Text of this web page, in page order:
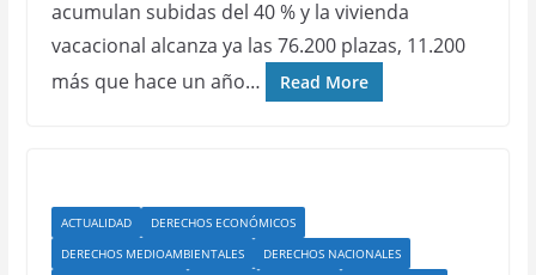
acumulan subidas del 40 % y la vivienda
vacacional alcanza ya las 76.200 plazas, 11.200
más que hace un año…
Read More
ACTUALIDAD
DERECHOS ECONÓMICOS
DERECHOS MEDIOAMBIENTALES
DERECHOS NACIONALES